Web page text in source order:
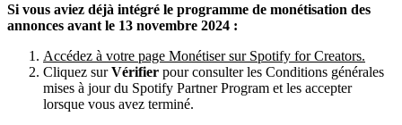
Si vous aviez déjà intégré le programme de monétisation des
annonces avant le 13 novembre 2024 :
Accédez à votre page Monétiser sur Spotify for Creators.
Cliquez surVérifier pour consulter les Conditions générales
mises à jour du Spotify Partner Program et les accepter
lorsque vous avez terminé.